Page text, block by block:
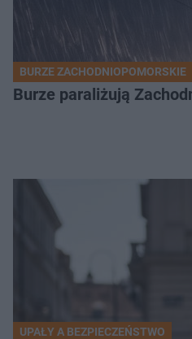
BURZE ZACHODNIOPOMORSKIE
Burze paraliżują
UPAŁY A BEZPIECZEŃSTWO